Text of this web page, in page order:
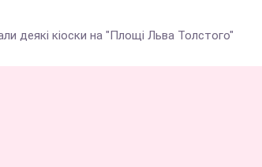
деякі кіоски на "Площі Льва Толстого"